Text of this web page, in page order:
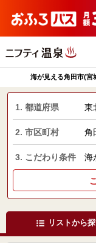
海が見える角田市(宮
1. 都道府県 東
2. 市区町村 角
3. こだわり条件 海
リストから